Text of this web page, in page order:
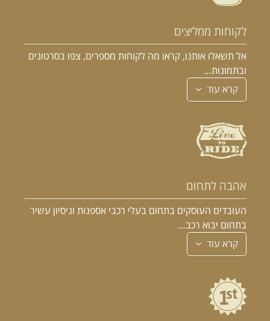
לקוחות ממליצים
אל תשאלו אותנו, קראו מה לקוחות מספרים, צפו בסרטונים
ובתמונות…
קרא עוד
אהבה לתחום
העובדים העוסקים בתחום בעלי רכבי אספנות וניסיון עשיר
בתחום יבוא רכב…
קרא עוד